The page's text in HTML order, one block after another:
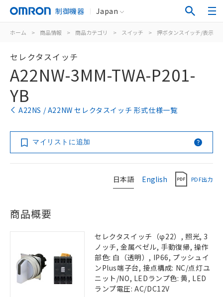
制御機器 Japan
ホーム > 商品情報 > 商品カテゴリ > スイッチ > 押ボタンスイッチ/表示灯
セレクタスイッチ
A22NW-3MM-TWA-P201-
YB
A22NS / A22NW セレクタスイッチ 形式仕様一覧
マイリストに追加
日本語 English PDF出力
商品概要
セレクタスイッチ（φ22）, 照光, 3
ノッチ, 金属ベゼル, 手動復帰, 操作
部色: 白（透明）, IP66, プッシュイ
ンPlus端子台, 接点構成: NC/点灯ユ
ニット/NO, LEDランプ色: 黄, LED
ランプ電圧: AC/DC12V